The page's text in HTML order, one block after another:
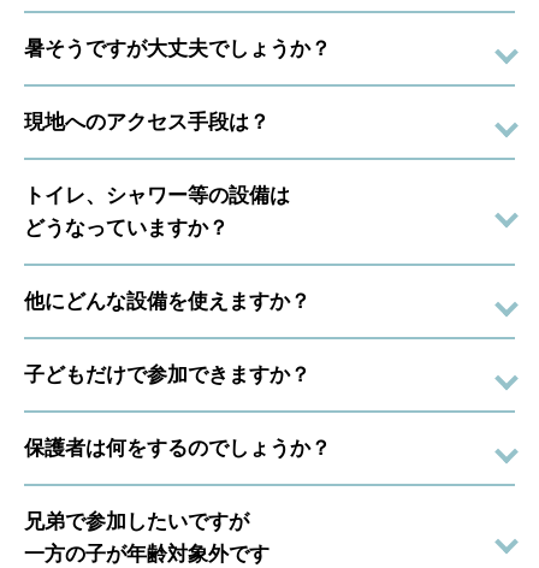
暑そうですが大丈夫でしょうか？
現地へのアクセス手段は？
トイレ、シャワー等の設備は
どうなっていますか？
他にどんな設備を使えますか？
子どもだけで参加できますか？
保護者は何をするのでしょうか？
兄弟で参加したいですが
一方の子が年齢対象外です